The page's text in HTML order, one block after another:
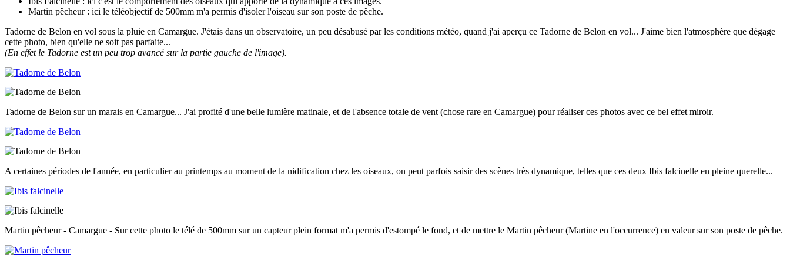
Martin pêcheur : ici le téléobjectif de 500mm m'a permis d'isoler l'oiseau sur son poste de pêche.
Tadorne de Belon en vol sous la pluie en Camargue. J'étais dans un observatoire, un peu désabusé par les conditions météo, quand j'ai aperçu ce Tadorne de Belon en vol... J'aime bien l'atmosphère que dégage
cette photo, bien qu'elle ne soit pas parfaite...
(En effet le Tadorne est un peu trop avancé sur la partie gauche de l'image).
Tadorne de Belon sur un marais en Camargue... J'ai profité d'une belle lumière matinale, et de l'absence totale de vent (chose rare en Camargue) pour réaliser ces photos avec ce bel effet miroir.
A certaines périodes de l'année, en particulier au printemps au moment de la nidification chez les oiseaux, on peut parfois saisir des scènes très dynamique, telles que ces deux Ibis falcinelle en pleine querelle...
Martin pêcheur - Camargue - Sur cette photo le télé de 500mm sur un capteur plein format m'a permis d'estompé le fond, et de mettre le Martin pêcheur (Martine en l'occurrence) en valeur sur son poste de pêche.